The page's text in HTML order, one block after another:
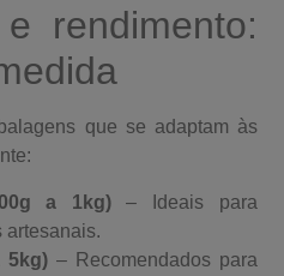
rendimento:
que se adaptam às
a 1kg)– Ideais para
artesanais.
5kg)– Recomendados para